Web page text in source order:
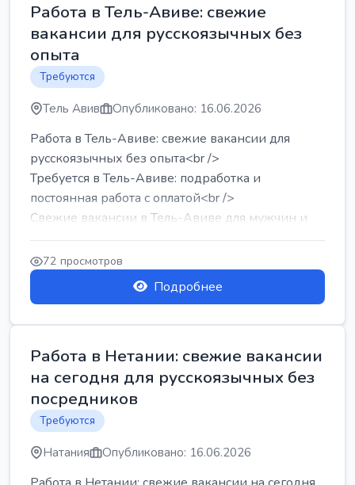
Работа в Тель-Авиве: свежие
вакансии для русскоязычных без
опыта
Требуются
Тель Авив Опубликовано: 16.06.2026
Работа в Тель-Авиве: свежие вакансии для
русскоязычных без опыта<br />
Требуется в Тель-Авиве: подработка и
постоянная работа с оплатой<br />
Свежие вакансии в Тель-Авиве для мужчин и
женщин от хозя...
72 просмотров
Подробнее
Работа в Нетании: свежие вакансии
на сегодня для русскоязычных без
посредников
Требуются
Натания Опубликовано: 16.06.2026